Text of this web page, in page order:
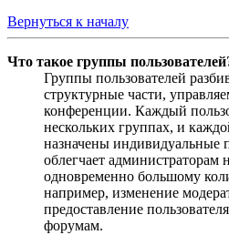
Вернуться к началу
Что такое группы
Группы пользователей
структурные части,
конференции. Каждый
нескольких группах, и
назначены индивидуальные
облегчает администраторам
одновременно большому
например, изменение
предоставление
форумам.